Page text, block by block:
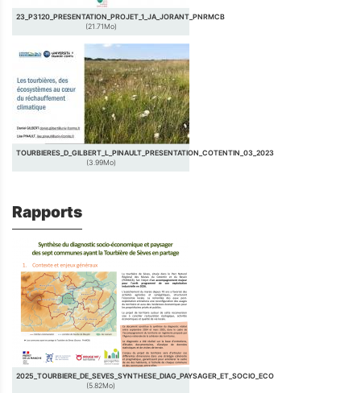
23_P3120_PRESENTATION_PROJET_1_JA_JORANT_PNRMCB
(21.71Mo)
TOURBIERES_D_GILBERT_L_PINAULT_PRESENTATION_COTENTIN_03_2023
(3.99Mo)
Rapports
2025_TOURBIERE_DE_SEVES_SYNTHESE_DIAG_PAYSAGER_ET_SOCIO_ECO
(5.82Mo)